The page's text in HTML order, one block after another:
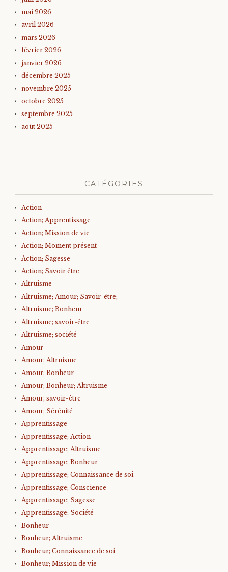
mai 2026
avril 2026
mars 2026
février 2026
janvier 2026
décembre 2025
novembre 2025
octobre 2025
septembre 2025
août 2025
CATÉGORIES
Action
Action; Apprentissage
Action; Mission de vie
Action; Moment présent
Action; Sagesse
Action; Savoir être
Altruisme
Altruisme; Amour; Savoir-être;
Altruisme; Bonheur
Altruisme; savoir-être
Altruisme; société
Amour
Amour; Altruisme
Amour; Bonheur
Amour; Bonheur; Altruisme
Amour; savoir-être
Amour; Sérénité
Apprentissage
Apprentissage; Action
Apprentissage; Altruisme
Apprentissage; Bonheur
Apprentissage; Connaissance de soi
Apprentissage; Conscience
Apprentissage; Sagesse
Apprentissage; Société
Bonheur
Bonheur; Altruisme
Bonheur; Connaissance de soi
Bonheur; Mission de vie